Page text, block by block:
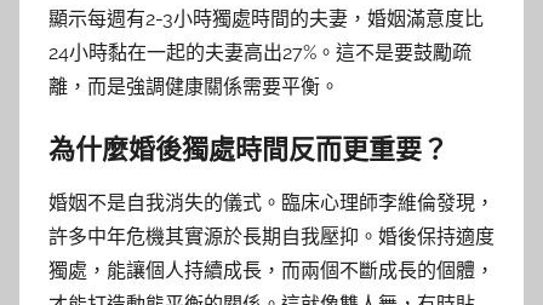
顯示每週有2-3小時獨處時間的夫妻，婚姻滿意度比
24小時黏在一起的夫妻高出27%。這不是要鼓勵疏
離，而是強調健康關係需要平衡。
為什麼婚後獨處時間反而更重要？
婚姻不是自我消失的儀式。臨床心理師李維倫發現，
許多中年危機其實源於長期自我壓抑。婚後保持適度
獨處，能讓個人持續成長，而兩個不斷成長的個體，